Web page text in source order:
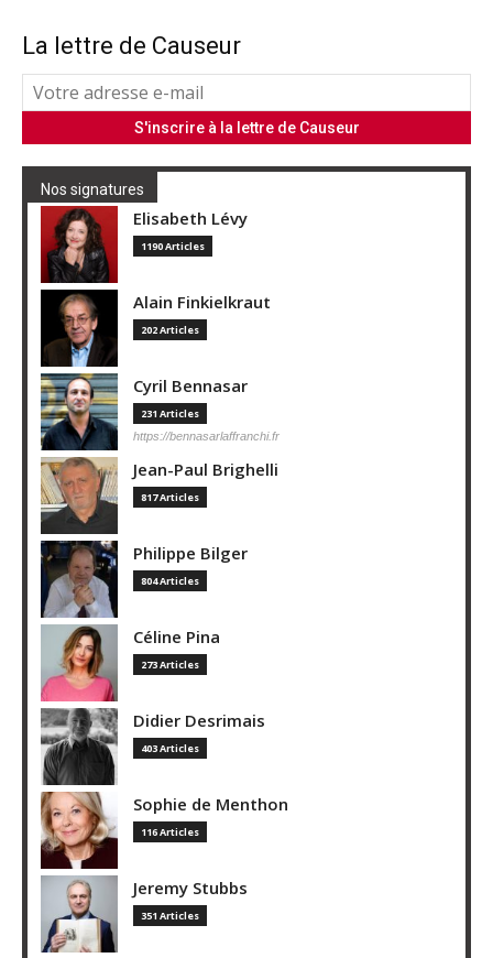
La lettre de Causeur
Nos signatures
Elisabeth Lévy
1190 Articles
Alain Finkielkraut
202 Articles
Cyril Bennasar
231 Articles
https://bennasarlaffranchi.fr
Jean-Paul Brighelli
817 Articles
Philippe Bilger
804 Articles
Céline Pina
273 Articles
Didier Desrimais
403 Articles
Sophie de Menthon
116 Articles
Jeremy Stubbs
351 Articles